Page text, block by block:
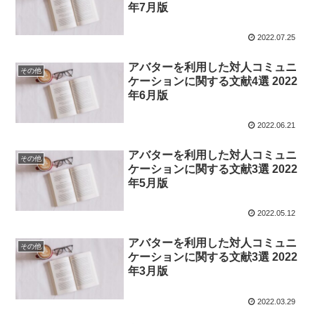
年7月版
2022.07.25
その他
アバターを利用した対人コミュニ
ケーションに関する文献4選 2022
年6月版
2022.06.21
その他
アバターを利用した対人コミュニ
ケーションに関する文献3選 2022
年5月版
2022.05.12
その他
アバターを利用した対人コミュニ
ケーションに関する文献3選 2022
年3月版
2022.03.29